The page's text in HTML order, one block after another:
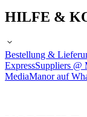
HILFE &
Bestellung &
ExpressSuppliers @
MediaManor auf